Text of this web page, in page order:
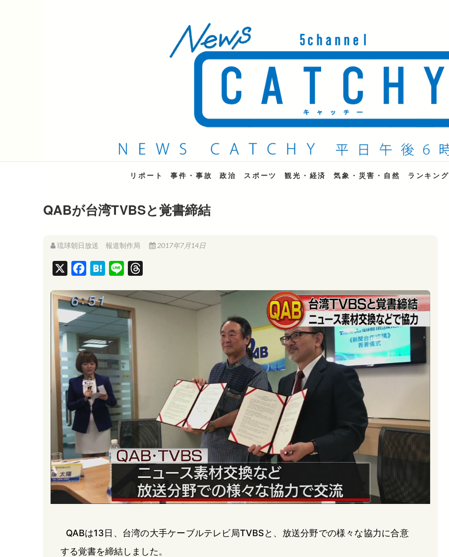
QAB NEWS Headline
キャッチー 月曜〜金曜 午後6時15分放送
リポート 事件・事故 政治 スポーツ 観光・経済 気象・災害・自然 ランキング
QABが台湾TVBSと覚書締結
琉球朝日放送 報道制作局 2017年7月14日
c
e
o
o
k
H
t
e
a
n
e
r
QABは13日、台湾の大手ケーブルテレビ局TVBSと、放送分野での様々な協力に合意
する覚書を締結しました。